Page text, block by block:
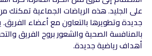
على الجليد. هذه الرياضات الجماعية تمكنك
جديدة وتطويرها بالتعاون مع أعضاء
بالمنافسة الصحية والشعور بروح الفريق
أهداف رياضية جديدة.